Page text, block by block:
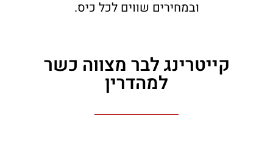
ובמחירים שווים לכל כיס.
קייטרינג לבר מצווה כשר
למהדרין